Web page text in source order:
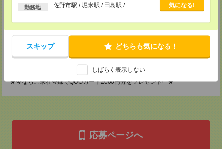
以上
勤務地 佐野市駅 / 堀米駅 / 田島駅 / … 気になる!
スキップ どちらも気になる！
しばらく表示しない
神奈川県横浜市保土ケ谷区神戸町134 横浜ビジネスパークサウスタワー
2F B区画
TEL：0120-901-799
MAIL：tenshoku@nikken-ts.jp
★今ならご来社登録でQUOカード2000円分をプレゼント中★
応募ページへ